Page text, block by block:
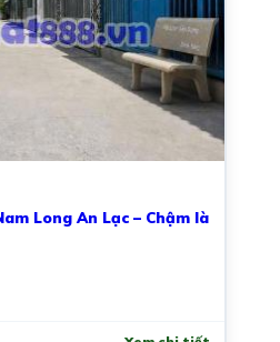
Long An Lạc – Chậm là